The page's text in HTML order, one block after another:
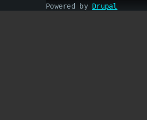
Powered by Drupal